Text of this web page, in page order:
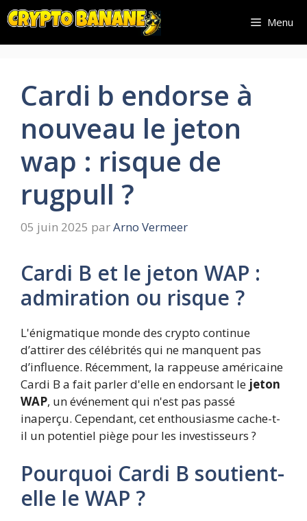
Aller
au
contenu
Menu
Cardi b endorse à
nouveau le jeton
wap : risque de
rugpull ?
05 juin 2025 parArno Vermeer
Cardi B et le jeton WAP :
admiration ou risque ?
L'énigmatique monde des crypto continue
d’attirer des célébrités qui ne manquent pas
d’influence. Récemment, la rappeuse américaine
Cardi B a fait parler d'elle en endorsant le jeton
WAP, un événement qui n'est pas passé
inaperçu. Cependant, cet enthousiasme cache-t-
il un potentiel piège pour les investisseurs ?
Pourquoi Cardi B soutient-
elle le WAP ?